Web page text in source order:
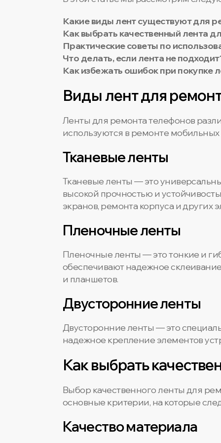
Какие виды лент существуют для
Как выбрать качественный лента
Практические советы по
Что делать, если лента не
Как избежать ошибок при покупке
Виды лент для
Ленты для ремонта телефонов
используются в ремонте мобильных
Тканевые ленты
Тканевые ленты — это
высокой прочностью и
экранов, ремонта корпуса и других
Пленочные ленты
Пленочные ленты — это тонкие и
обеспечивают надежное
и планшетов.
Двусторонние ленты
Двусторонние ленты — это
надежное крепление элементов
Как выбрать
Выбор качественного ленты для
основные критерии, на которые
Качество материала